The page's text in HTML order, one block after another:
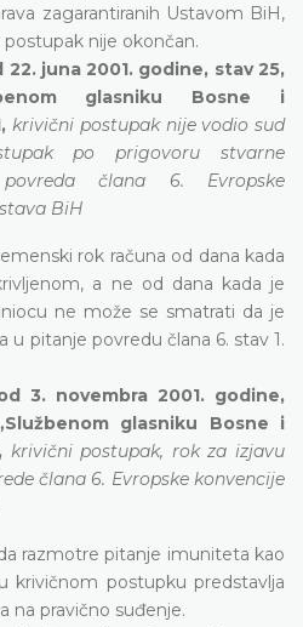
zagarantiranih Ustavom BiH,
nije okončan.
22. juna 2001. godine, stav 25,
glasniku Bosne i
krivični postupak nije vodio sud
po prigovoru stvarne
člana 6. Evropske
BiH
rok računa od dana kada
a ne od dana kada je
ne može se smatrati da je
u pitanje povredu člana 6. stav 1.
3. novembra 2001. godine,
glasniku Bosne i
krivični postupak, rok za izjavu
člana 6. Evropske konvencije
razmotre pitanje imuniteta kao
krivičnom postupku predstavlja
na pravično suđenje.